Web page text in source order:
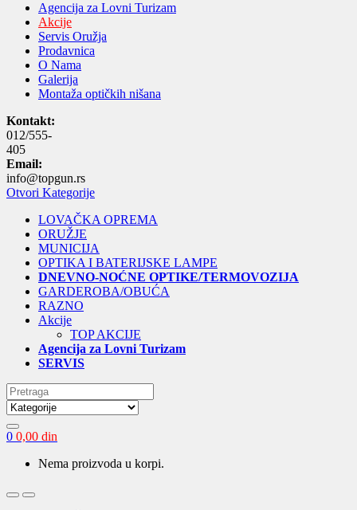
Agencija za Lovni Turizam
Akcije
Servis Oružja
Prodavnica
O Nama
Galerija
Montaža optičkih nišana
Kontakt:
012/555-
405
Email:
info@topgun.rs
Otvori Kategorije
LOVAČKA OPREMA
ORUŽJE
MUNICIJA
OPTIKA I BATERIJSKE LAMPE
DNEVNO-NOĆNE OPTIKE/TERMOVOZIJA
GARDEROBA/OBUĆA
RAZNO
Akcije
TOP AKCIJE
Agencija za Lovni Turizam
SERVIS
Search
for:
0 0,00 din
Nema proizvoda u korpi.
OpenClose